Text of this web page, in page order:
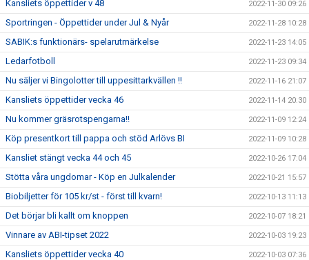
Kansliets öppettider v 48 2022-11-30 09:26
Sportringen - Öppettider under Jul & Nyår 2022-11-28 10:28
SABIK:s funktionärs- spelarutmärkelse 2022-11-23 14:05
Ledarfotboll 2022-11-23 09:34
Nu säljer vi Bingolotter till uppesittarkvällen !! 2022-11-16 21:07
Kansliets öppettider vecka 46 2022-11-14 20:30
Nu kommer gräsrotspengarna!! 2022-11-09 12:24
Köp presentkort till pappa och stöd Arlövs BI 2022-11-09 10:28
Kansliet stängt vecka 44 och 45 2022-10-26 17:04
Stötta våra ungdomar - Köp en Julkalender 2022-10-21 15:57
Biobiljetter för 105 kr/st - först till kvarn! 2022-10-13 11:13
Det börjar bli kallt om knoppen 2022-10-07 18:21
Vinnare av ABI-tipset 2022 2022-10-03 19:23
Kansliets öppettider vecka 40 2022-10-03 07:36